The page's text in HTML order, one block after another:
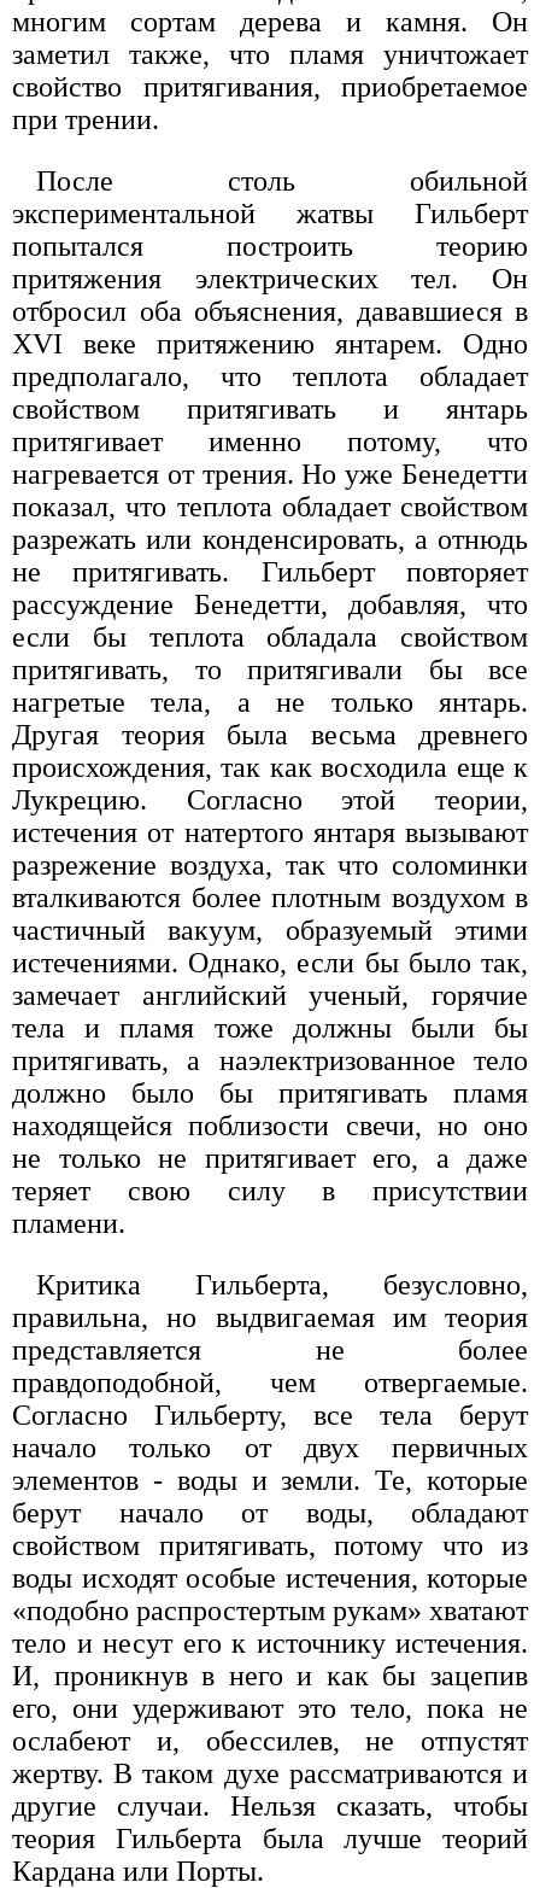
многим сортам дерева и камня. Он
заметил также, что пламя уничтожает
свойство притягивания, приобретаемое
при трении.
После столь обильной
экспериментальной жатвы Гильберт
попытался построить теорию
притяжения электрических тел. Он
отбросил оба объяснения, дававшиеся в
XVI веке притяжению янтарем. Одно
предполагало, что теплота обладает
свойством притягивать и янтарь
притягивает именно потому, что
нагревается от трения. Но уже Бенедетти
показал, что теплота обладает свойством
разрежать или конденсировать, а отнюдь
не притягивать. Гильберт повторяет
рассуждение Бенедетти, добавляя, что
если бы теплота обладала свойством
притягивать, то притягивали бы все
нагретые тела, а не только янтарь.
Другая теория была весьма древнего
происхождения, так как восходила еще к
Лукрецию. Согласно этой теории,
истечения от натертого янтаря вызывают
разрежение воздуха, так что соломинки
вталкиваются более плотным воздухом в
частичный вакуум, образуемый этими
истечениями. Однако, если бы было так,
замечает английский ученый, горячие
тела и пламя тоже должны были бы
притягивать, а наэлектризованное тело
должно было бы притягивать пламя
находящейся поблизости свечи, но оно
не только не притягивает его, а даже
теряет свою силу в присутствии
пламени.
Критика Гильберта, безусловно,
правильна, но выдвигаемая им теория
представляется не более
правдоподобной, чем отвергаемые.
Согласно Гильберту, все тела берут
начало только от двух первичных
элементов - воды и земли. Те, которые
берут начало от воды, обладают
свойством притягивать, потому что из
воды исходят особые истечения, которые
«подобно распростертым рукам» хватают
тело и несут его к источнику истечения.
И, проникнув в него и как бы зацепив
его, они удерживают это тело, пока не
ослабеют и, обессилев, не отпустят
жертву. В таком духе рассматриваются и
другие случаи. Нельзя сказать, чтобы
теория Гильберта была лучше теорий
Кардана или Порты.